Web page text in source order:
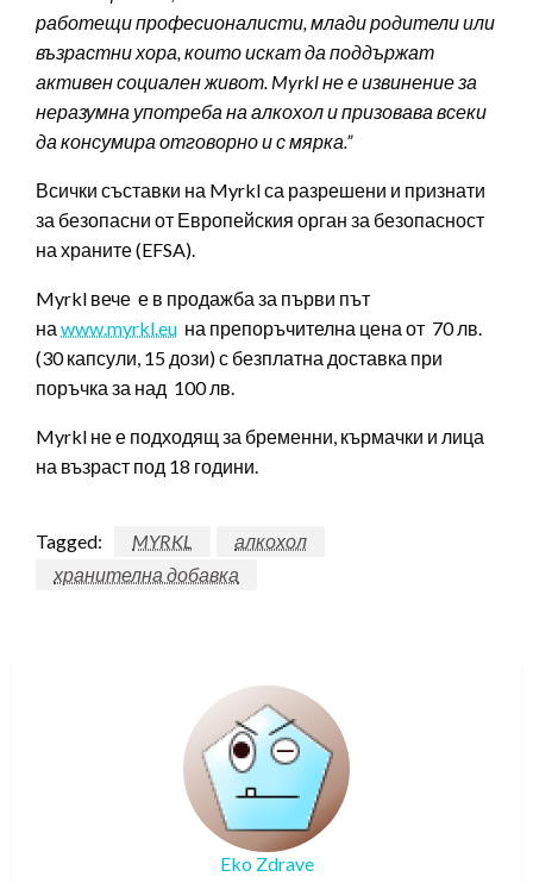
работещипрофесионалисти, млади родители или
възрастни хора, които искат да поддържат
активен социален живот. Myrklне е извинение за
неразумна употреба на алкохол и призовава всеки
да консумира отговорно и с мярка.”
Всички съставки на Myrkl са разрешени и признати
за безопасни от Европейския орган за безопасност
на храните (EFSA).
Myrkl вече е в продажба за първи път
на www.myrkl.eu на препоръчителна цена от 70 лв.
(30 капсули, 15 дози) с безплатна доставка при
поръчка за над 100 лв.
Myrkl не е подходящ за бременни, кърмачки и лица
на възраст под 18 години.
Tagged: MYRKL
алкохол
хранителна добавка
Eko Zdrave